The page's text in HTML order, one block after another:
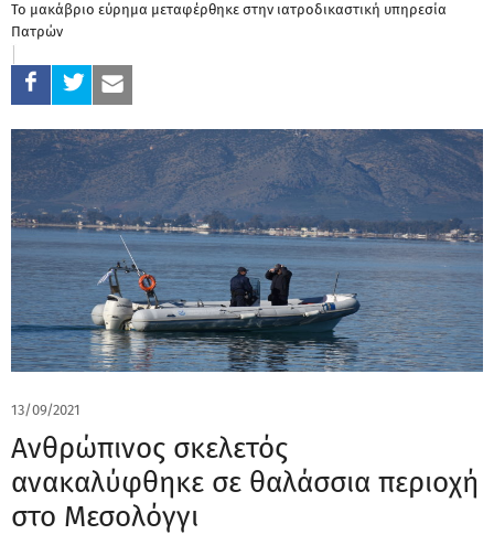
Το μακάβριο εύρημα μεταφέρθηκε στην ιατροδικαστική υπηρεσία
Πατρών
13/09/2021
Ανθρώπινος σκελετός
ανακαλύφθηκε σε θαλάσσια περιοχή
στο Μεσολόγγι